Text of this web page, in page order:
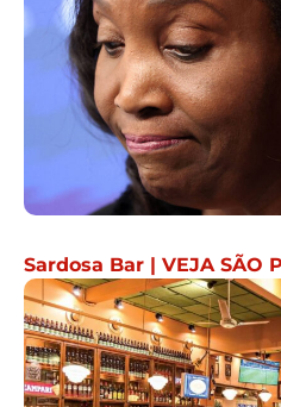
Sardosa Bar | VEJA SÃO